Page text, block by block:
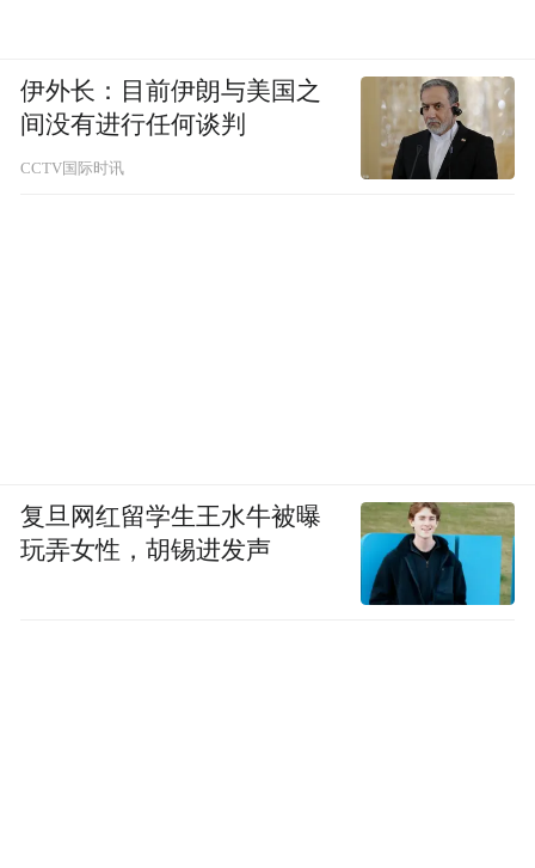
伊外长：目前伊朗与美国之
间没有进行任何谈判
CCTV国际时讯
复旦网红留学生王水牛被曝
玩弄女性，胡锡进发声